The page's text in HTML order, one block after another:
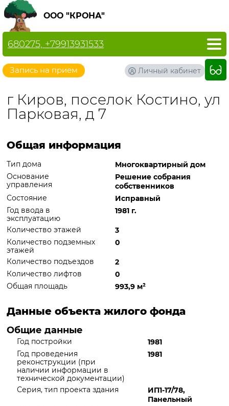
ООО "КРОНА"
Запись на прием
680275, +79913931533
Личный кабинет
г Киров, поселок Костино, ул
Парковая, д 7
Общая информация
Тип дома
Многоквартирный дом
Основание
управления
Решение собрания
собственников
Состояние
Исправный
Год ввода в
эксплуатацию
1981 г.
Количество этажей
3
Количество подземных
этажей
0
Количество подъездов
2
Количество лифтов
0
Общая площадь
993,9 м²
Данные объекта жилого фонда
Общие данные
Год постройки
1981
Год проведения
реконструкции (при
наличии информации в
технической документации)
1981
Серия, тип проекта здания
ИП1-17/78,
Панельный